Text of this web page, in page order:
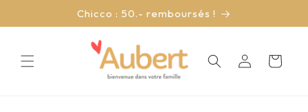
au
Chicco : 50.- remboursés !
ConnexionPanier